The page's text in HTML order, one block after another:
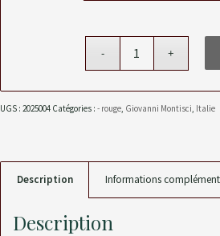
UGS : 2025004 Catégories : - rouge, Giovanni Montisci, Italie
Description Informations
Description